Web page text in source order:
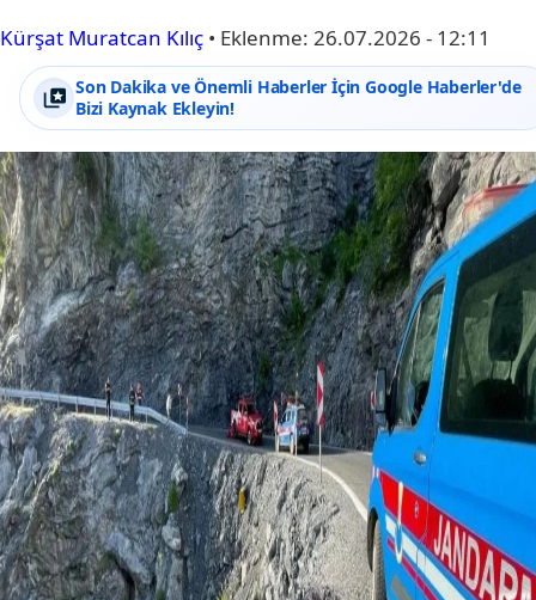
Kürşat Muratcan Kılıç • Eklenme: 26.07.2026 - 12:11
Son Dakika ve Önemli Haberler İçin Google Haberler'de
Bizi Kaynak Ekleyin!